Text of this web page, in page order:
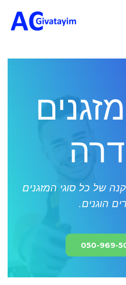
של כל סוגי המזגנים
הוגנים.
050-969-